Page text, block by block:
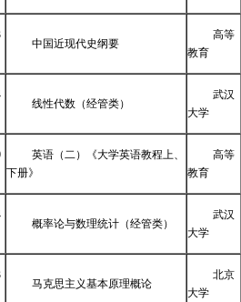
中国近现代史纲要
高等
教育
线性代数（经管类）
武汉
大学
英语（二）《大学英语教程上、
下册》
高等
教育
概率论与数理统计（经管类）
武汉
大学
马克思主义基本原理概论
北京
大学